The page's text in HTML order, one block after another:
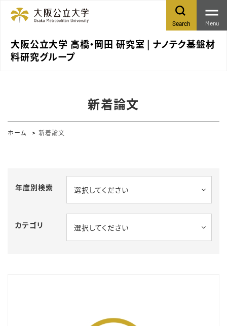
大阪公立大学 高橋・岡田 研究室 | ナノテク基盤材
料研究グループ
Search Menu
新着論文
ホーム 新着論文
年度別検索 選択してください
カテゴリ 選択してください